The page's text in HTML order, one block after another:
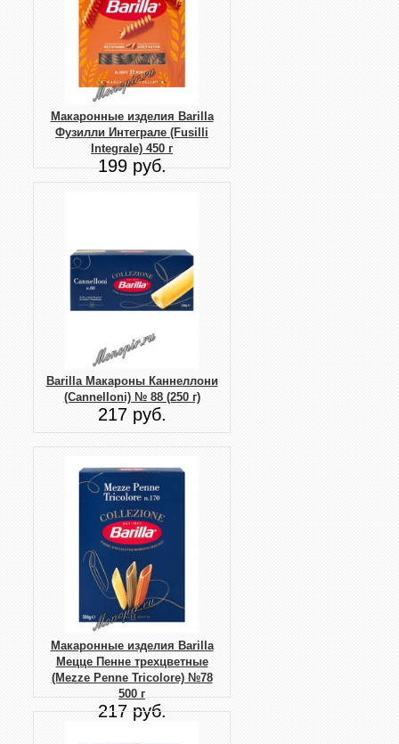
Макаронные изделия Barilla
Фузилли Интеграле (Fusilli
Integrale) 450 г
199 руб.
Barilla Макароны Каннеллони
(Cannelloni) № 88 (250 г)
217 руб.
Макаронные изделия Barilla
Мецце Пенне трехцветные
(Mezze Penne Tricolore) №78
500 г
217 руб.